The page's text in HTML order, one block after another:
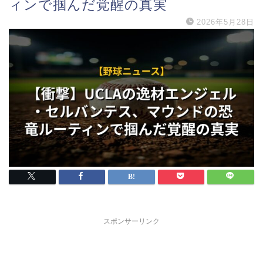
ィンで掴んだ覚醒の真実
2026年5月28日
スポンサーリンク